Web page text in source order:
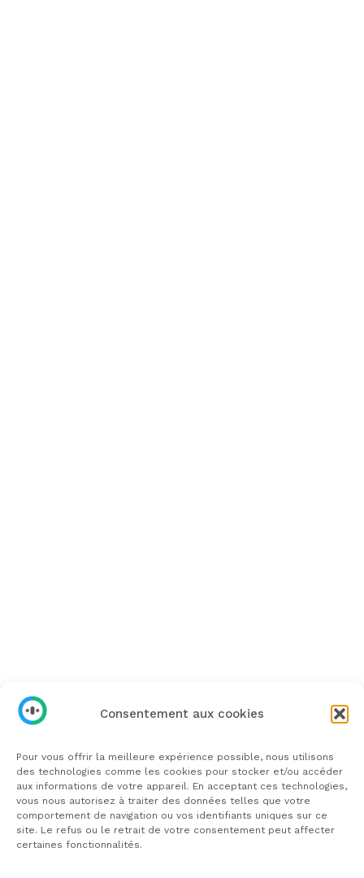
Consentement aux cookies
Pour vous offrir la meilleure expérience possible, nous utilisons
des technologies comme les cookies pour stocker et/ou accéder
aux informations de votre appareil. En acceptant ces technologies,
vous nous autorisez à traiter des données telles que votre
comportement de navigation ou vos identifiants uniques sur ce
site. Le refus ou le retrait de votre consentement peut affecter
certaines fonctionnalités.
Mentions légales